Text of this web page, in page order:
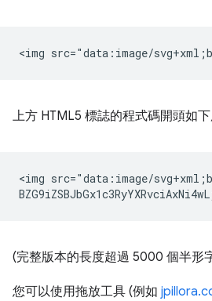
上方 HTML5 標誌的程式碼開頭如下
<img src="data:image/
(完整版本的長度超過 5000 個半形
您可以使用拖放工具 (例如